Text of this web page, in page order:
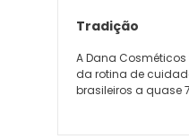
Tradição
A Dana
da rotina de
brasileiros a quase